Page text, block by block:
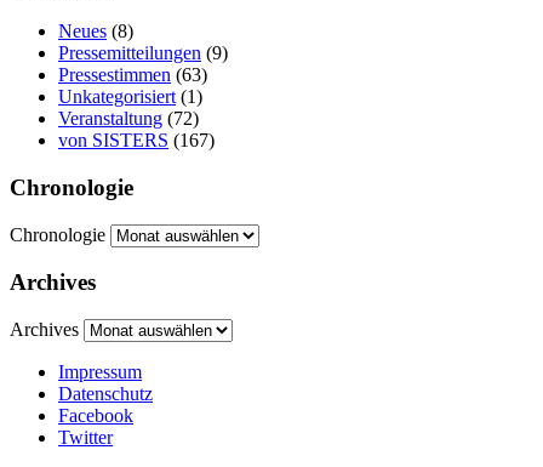
Neues (8)
Pressemitteilungen (9)
Pressestimmen (63)
Unkategorisiert (1)
Veranstaltung (72)
von SISTERS (167)
Chronologie
Chronologie
Archives
Archives
Impressum
Datenschutz
Facebook
Twitter